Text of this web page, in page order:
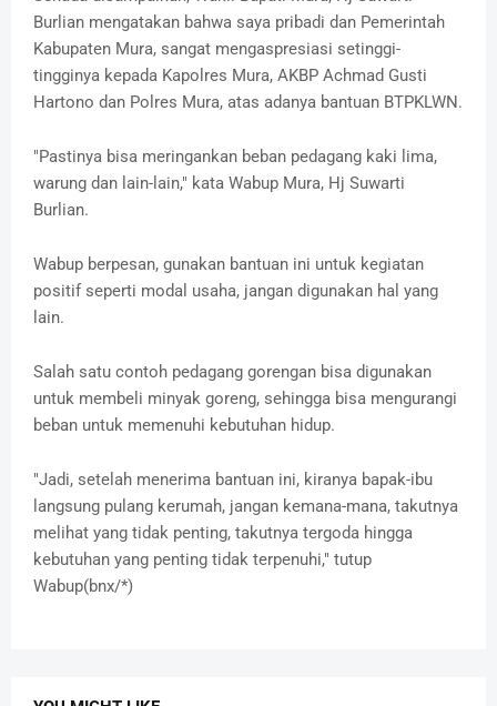
Burlian mengatakan bahwa saya pribadi dan Pemerintah
Kabupaten Mura, sangat mengaspresiasi setinggi-
tingginya kepada Kapolres Mura, AKBP Achmad Gusti
Hartono dan Polres Mura, atas adanya bantuan BTPKLWN.
"Pastinya bisa meringankan beban pedagang kaki lima,
warung dan lain-lain," kata Wabup Mura, Hj Suwarti
Burlian.
Wabup berpesan, gunakan bantuan ini untuk kegiatan
positif seperti modal usaha, jangan digunakan hal yang
lain.
Salah satu contoh pedagang gorengan bisa digunakan
untuk membeli minyak goreng, sehingga bisa mengurangi
beban untuk memenuhi kebutuhan hidup.
"Jadi, setelah menerima bantuan ini, kiranya bapak-ibu
langsung pulang kerumah, jangan kemana-mana, takutnya
melihat yang tidak penting, takutnya tergoda hingga
kebutuhan yang penting tidak terpenuhi," tutup
Wabup(bnx/*)